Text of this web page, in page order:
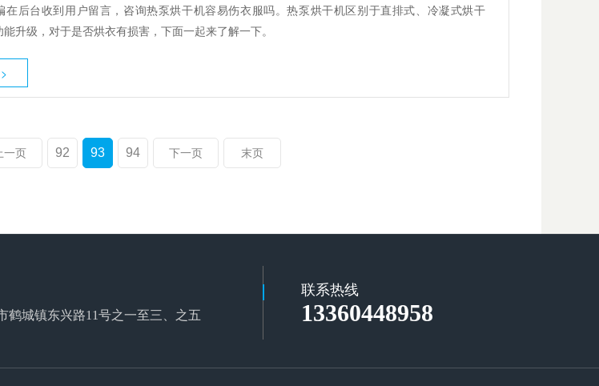
在后台收到用户留言，咨询热泵烘干机容易伤衣服吗。热泵烘干机区别于直排式、冷凝式烘干
升级，对于是否烘衣有损害，下面一起来了解一下。
一页 92 93 94 下一页 末页
鹤城镇东兴路11号之一至三、之五
联系热线
13360448958